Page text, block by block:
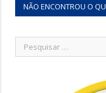
NÃO ENCONTROU O